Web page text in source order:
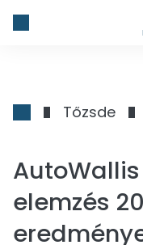
Tőzsde
elemzés